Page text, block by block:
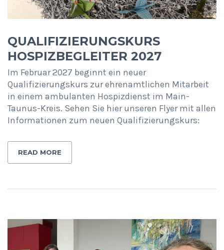
QUALIFIZIERUNGSKURS
HOSPIZBEGLEITER 2027
Im Februar 2027 beginnt ein neuer
Qualifizierungskurs zur ehrenamtlichen Mitarbeit
in einem ambulanten Hospizdienst im Main-
Taunus-Kreis. Sehen Sie hier unseren Flyer mit allen
Informationen zum neuen Qualifizierungskurs:
READ MORE